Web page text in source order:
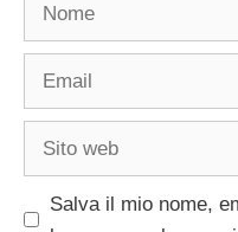
Salva il mio nome,